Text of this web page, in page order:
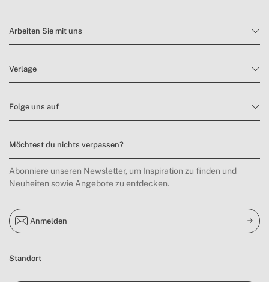
Arbeiten Sie mit uns
Verlage
Folge uns auf
Möchtest du nichts verpassen?
Abonniere unseren Newsletter, um Inspiration zu finden und
Neuheiten sowie Angebote zu entdecken.
Anmelden
Standort